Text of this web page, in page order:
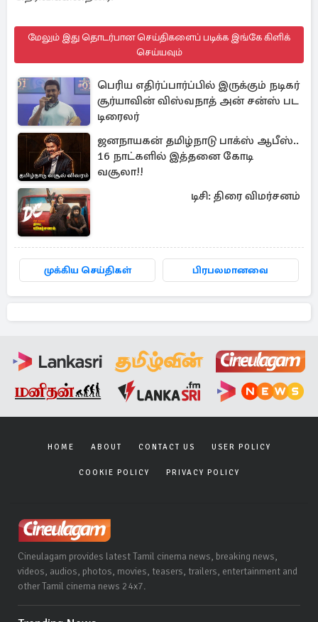
மேலும் இது தொடர்பான செய்திகளைப் படிக்க இங்கே கிளிக்
செய்யவும்
பெரிய எதிர்ப்பார்ப்பில் இருக்கும் நடிகர்
சூர்யாவின் விஸ்வநாத் அன் சன்ஸ் பட
டிரைலர்
ஜனநாயகன் தமிழ்நாடு பாக்ஸ் ஆபீஸ்..
16 நாட்களில் இத்தனை கோடி
வசூலா!!
டிசி: திரை விமர்சனம்
முக்கிய செய்திகள் பிரபலமானவை
HOME ABOUT CONTACT US USER POLICY
COOKIE POLICY PRIVACY POLICY
Cineulagam provides latest Tamil cinema news, breaking news,
videos, audios, photos, movies, teasers, trailers, entertainment and
other Tamil cinema news 24x7.